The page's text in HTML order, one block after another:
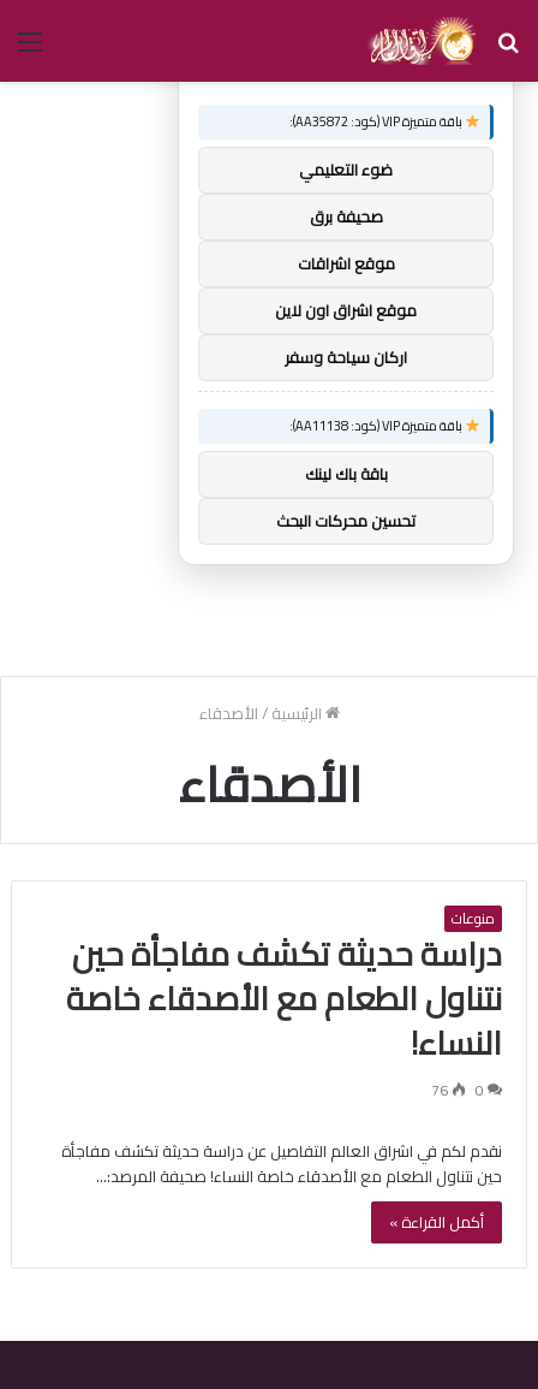
بحث
عن
الرئيسية/الأصدقاء
الأصدقاء
منوعات
دراسة حديثة تكشف مفاجأة حين
نتناول الطعام مع الأصدقاء خاصة
النساء!
0
76
نقدم لكم في اشراق العالم التفاصيل عن دراسة حديثة تكشف مفاجأة
حين نتناول الطعام مع الأصدقاء خاصة النساء! صحيفة المرصد:…
أكمل القراءة »
توصيات :
باقة متميزة VIP (كود: AA35872):
ضوء التعليمي
صحيفة برق
موقع اشراقات
موقع اشراق اون لاين
اركان سياحة وسفر
باقة متميزة VIP (كود: AA11138):
باقة باك لينك
تحسين محركات البحث